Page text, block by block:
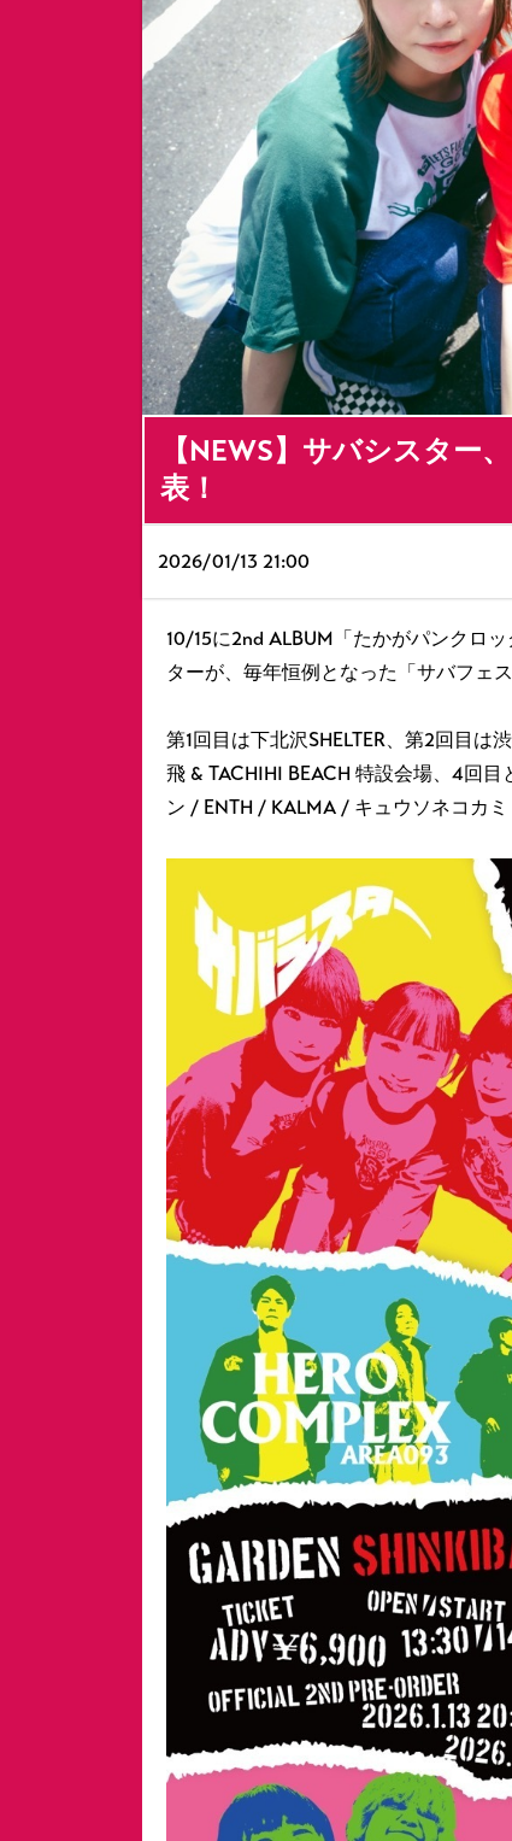
【NEWS】サバシスター
表！
2026/01/13 21:00
10/15に2nd ALBUM「たかがパンクロ
ターが、毎年恒例となった「サバフェ
第1回目は下北沢SHELTER、第2回目
飛 & TACHIHI BEACH 特設会場、4回
ン / ENTH / KALMA / キュウソネコカミ